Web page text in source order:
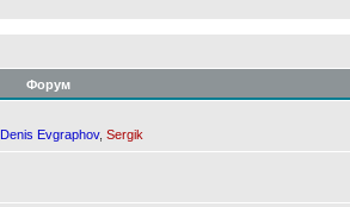
Форум
Denis Evgraphov, Sergik